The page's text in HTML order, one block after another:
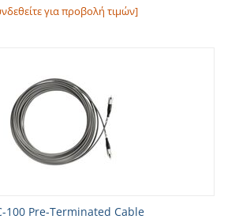
για προβολή τιμών]
100 Pre-Terminated Cable